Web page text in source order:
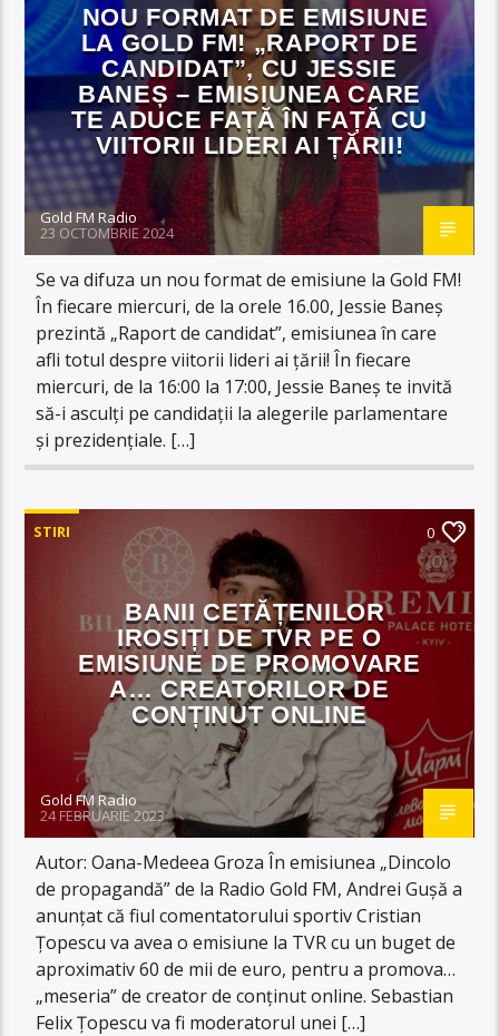
NOU FORMAT DE EMISIUNE
LA GOLD FM! „RAPORT DE
CANDIDAT”, CU JESSIE
BANEȘ – EMISIUNEA CARE
TE ADUCE FAȚĂ ÎN FAȚĂ CU
VIITORII LIDERI AI ȚĂRII!
Gold FM Radio
23 OCTOMBRIE 2024
Se va difuza un nou format de emisiune la Gold FM!
În fiecare miercuri, de la orele 16.00, Jessie Baneș
prezintă „Raport de candidat”, emisiunea în care
afli totul despre viitorii lideri ai țării! În fiecare
miercuri, de la 16:00 la 17:00, Jessie Baneș te invită
să-i asculți pe candidații la alegerile parlamentare
și prezidențiale. […]
STIRI 0
BANII CETĂȚENILOR
IROSIȚI DE TVR PE O
EMISIUNE DE PROMOVARE
A… CREATORILOR DE
CONȚINUT ONLINE
Gold FM Radio
24 FEBRUARIE 2023
Autor: Oana-Medeea Groza În emisiunea „Dincolo
de propagandă” de la Radio Gold FM, Andrei Gușă a
anunțat că fiul comentatorului sportiv Cristian
Țopescu va avea o emisiune la TVR cu un buget de
aproximativ 60 de mii de euro, pentru a promova…
„meseria” de creator de conținut online. Sebastian
Felix Țopescu va fi moderatorul unei […]